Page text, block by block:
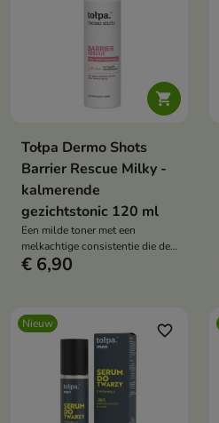

Tołpa Dermo Shots
Barrier Rescue Milky -
kalmerende
gezichtstonic 120 ml
Een milde toner met een
melkachtige consistentie die de
huid na het reinigen helpt te
€ 6,90
Nieuw favorite_border